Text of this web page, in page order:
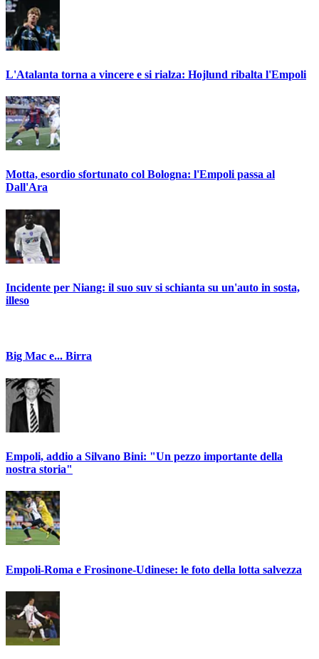
L'Atalanta torna a vincere e si rialza: Hojlund ribalta l'Empoli
Motta, esordio sfortunato col Bologna: l'Empoli passa al
Dall'Ara
Incidente per Niang: il suo suv si schianta su un'auto in sosta,
illeso
Big Mac e... Birra
Empoli, addio a Silvano Bini: "Un pezzo importante della
nostra storia"
Empoli-Roma e Frosinone-Udinese: le foto della lotta salvezza